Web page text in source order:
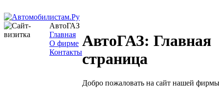
АвтоГАЗ
Главная
О фирме
Контакты
АвтоГАЗ: Главная
страница
Добро пожаловать на сайт нашей